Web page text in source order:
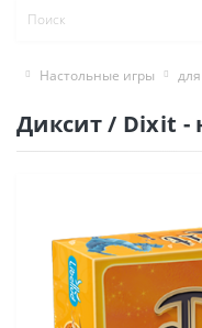
Настольные игры
Диксит / Dixit -